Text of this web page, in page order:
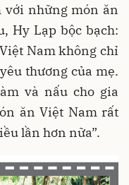
những món ăn
Hy Lạp bộc bạch:
Nam không chỉ
thương của mẹ.
và nấu cho gia
ăn Việt Nam rất
lần hơn nữa”.